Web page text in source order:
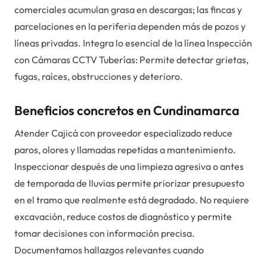
comerciales acumulan grasa en descargas; las fincas y
parcelaciones en la periferia dependen más de pozos y
líneas privadas. Integra lo esencial de la línea Inspección
con Cámaras CCTV Tuberías: Permite detectar grietas,
fugas, raíces, obstrucciones y deterioro.
Beneficios concretos en Cundinamarca
Atender Cajicá con proveedor especializado reduce
paros, olores y llamadas repetidas a mantenimiento.
Inspeccionar después de una limpieza agresiva o antes
de temporada de lluvias permite priorizar presupuesto
en el tramo que realmente está degradado. No requiere
excavación, reduce costos de diagnóstico y permite
tomar decisiones con información precisa.
Documentamos hallazgos relevantes cuando